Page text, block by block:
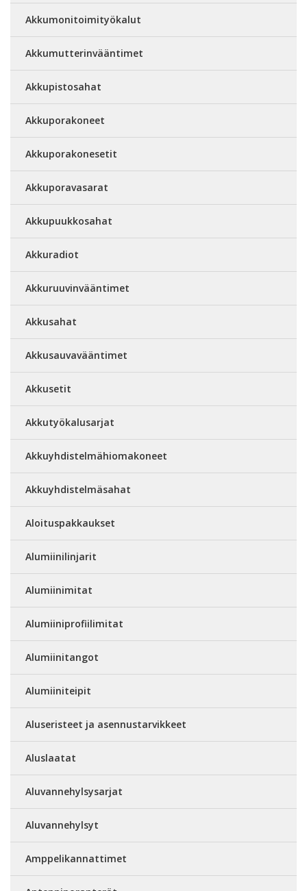
Akkumonitoimityökalut
Akkumutterinvääntimet
Akkupistosahat
Akkuporakoneet
Akkuporakonesetit
Akkuporavasarat
Akkupuukkosahat
Akkuradiot
Akkuruuvinvääntimet
Akkusahat
Akkusauvavääntimet
Akkusetit
Akkutyökalusarjat
Akkuyhdistelmähiomakoneet
Akkuyhdistelmäsahat
Aloituspakkaukset
Alumiinilinjarit
Alumiinimitat
Alumiiniprofiilimitat
Alumiinitangot
Alumiiniteipit
Aluseristeet ja asennustarvikkeet
Aluslaatat
Aluvannehylsysarjat
Aluvannehylsyt
Amppelikannattimet